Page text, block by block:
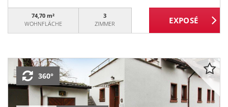
74,70 m²
WOHNFLÄCHE
3
ZIMMER
360°